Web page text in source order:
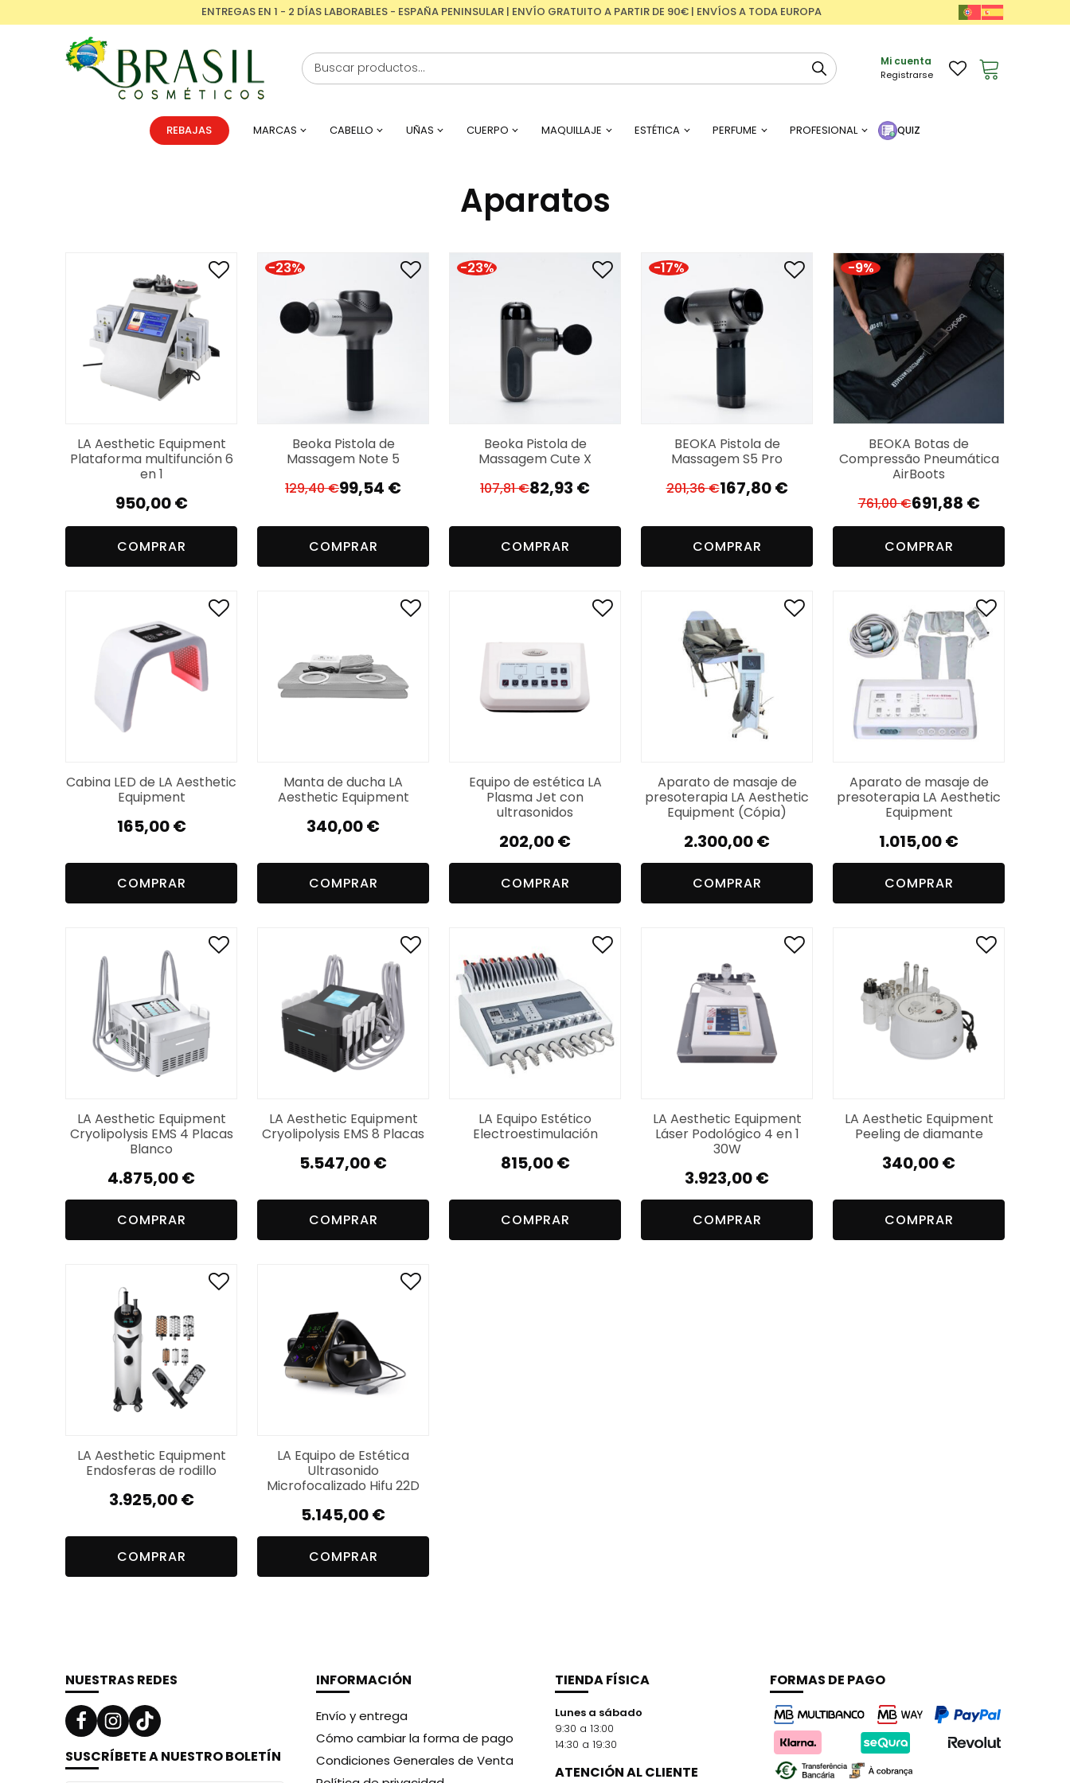
ENTREGAS EN 1 - 2 DÍAS LABORABLES - ESPAÑA PENINSULAR | ENVÍO GRATUITO A PARTIR DE 90€ | ENVÍOS A TODA EUROPA
Mi cuenta
Registrarse
REBAJAS MARCAS CABELLO UÑAS CUERPO MAQUILLAJE ESTÉTICA PERFUME PROFESIONAL QUIZ
Aparatos
LA Aesthetic Equipment
Plataforma multifunción 6
en 1
950,00€
COMPRAR
-23%
Beoka Pistola de
Massagem Note 5
129,40€El
era:
99,54 €
El
es:
COMPRAR
-23%
Beoka Pistola de
Massagem Cute X
107,81€ El
era:
82,93 €
El
es:
COMPRAR
-17%
BEOKA Pistola de
Massagem S5 Pro
201,36€ El
era:
167,80€
El
es:
COMPRAR
-9%
BEOKA Botas de
Compressão Pneumática
AirBoots
761,00€ El
precio
original
era:
691,88 €
El
precio
actual
es:
COMPRAR
Cabina LED de LA Aesthetic
Equipment
165,00€
COMPRAR
Manta de ducha LA
Aesthetic Equipment
340,00€
COMPRAR
Equipo de estética LA
Plasma Jet con
ultrasonidos
202,00€
COMPRAR
Aparato de masaje de
presoterapia LA Aesthetic
Equipment (Cópia)
2.300,00€
COMPRAR
Aparato de masaje de
presoterapia LA Aesthetic
Equipment
1.015,00€
COMPRAR
LA Aesthetic Equipment
Cryolipolysis EMS 4 Placas
Blanco
4.875,00€
COMPRAR
LA Aesthetic Equipment
Cryolipolysis EMS 8 Placas
5.547,00€
COMPRAR
LA Equipo Estético
Electroestimulación
815,00€
COMPRAR
LA Aesthetic Equipment
Láser Podológico 4 en 1
30W
3.923,00€
COMPRAR
LA Aesthetic Equipment
Peeling de diamante
340,00€
COMPRAR
LA Aesthetic Equipment
Endosferas de rodillo
3.925,00€
COMPRAR
LA Equipo de Estética
Ultrasonido
Microfocalizado Hifu 22D
5.145,00€
COMPRAR
NUESTRAS REDES
SUSCRÍBETE A NUESTRO BOLETÍN
INFORMACIÓN
Envío y entrega
Cómo cambiar la forma de pago
Condiciones Generales de Venta
TIENDA FÍSICA
Lunes a sábado
9:30 a 13:00
14:30 a 19:30
ATENCIÓN AL CLIENTE
FORMAS DE PAGO